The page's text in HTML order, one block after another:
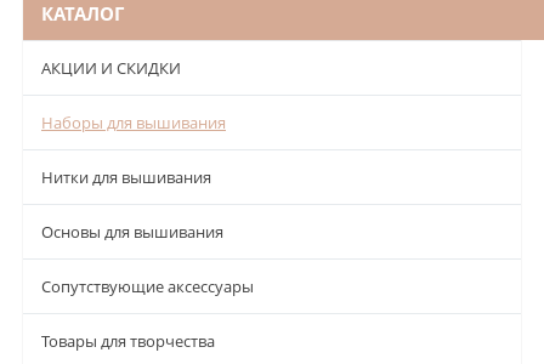
КАТАЛОГ
АКЦИИ И СКИДКИ
Наборы для вышивания
Нитки для вышивания
Основы для вышивания
Сопутствующие аксессуары
Товары для творчества